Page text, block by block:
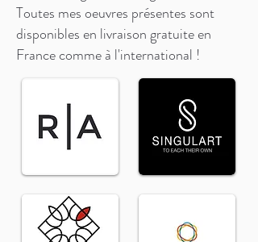
Toutes mes oeuvres présentes sont
disponibles en livraison gratuite en
France comme à l'international !